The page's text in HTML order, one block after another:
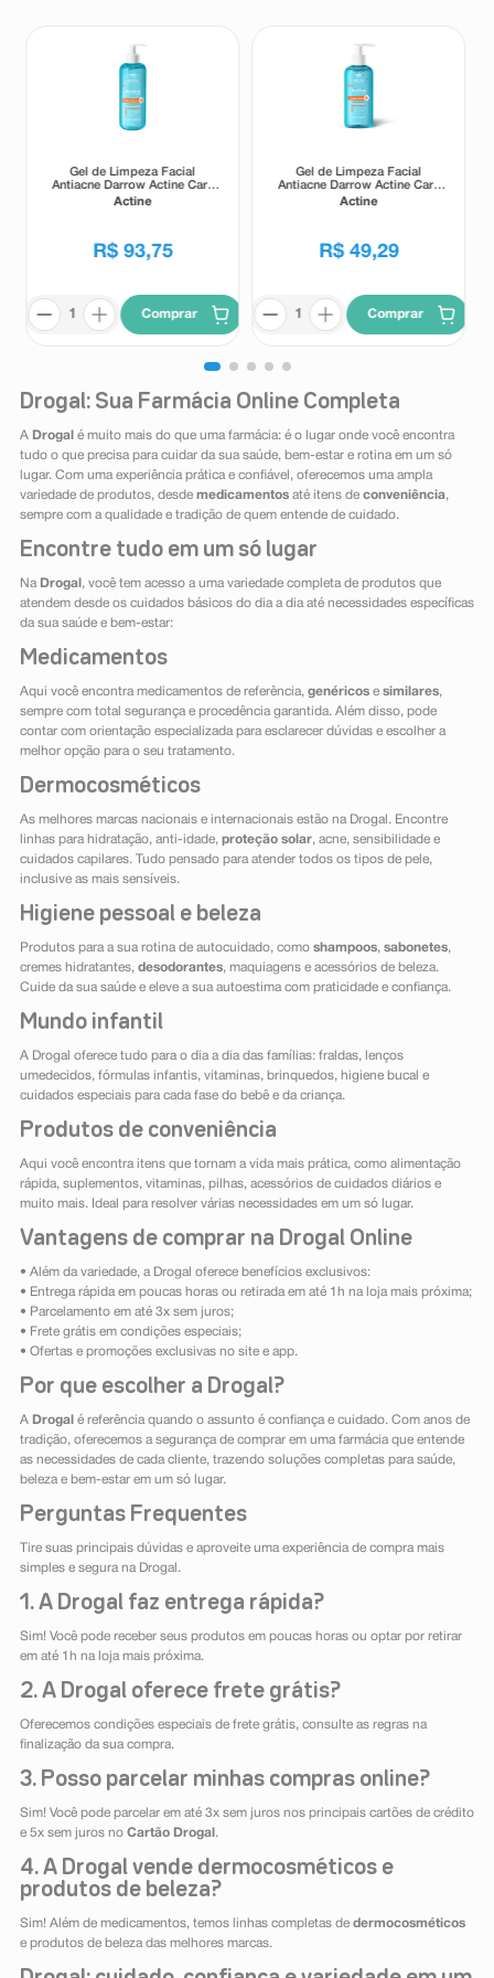
Gel de Limpeza Facial
Antiacne Darrow Actine Care
Alta Tolerância 400g
Actine
R$ 93,75
Comprar
Gel de Limpeza Facial
Antiacne Darrow Actine Care
Alta Tolerância 140g
Actine
R$ 49,29
Comprar
Drogal: Sua Farmácia Online Completa
A Drogal é muito mais do que uma farmácia: é o lugar onde você encontra
tudo o que precisa para cuidar da sua saúde, bem-estar e rotina em um só
lugar. Com uma experiência prática e confiável, oferecemos uma ampla
variedade de produtos, desde medicamentosaté itens de conveniência,
sempre com a qualidade e tradição de quem entende de cuidado.
Encontre tudo em um só lugar
Na Drogal , você tem acesso a uma variedade completa de produtos que
atendem desde os cuidados básicos do dia a dia até necessidades específicas
da sua saúde e bem-estar:
Medicamentos
Aqui você encontra medicamentos de referência, genéricose similares,
sempre com total segurança e procedência garantida. Além disso, pode
contar com orientação especializada para esclarecer dúvidas e escolher a
melhor opção para o seu tratamento.
Dermocosméticos
As melhores marcas nacionais e internacionais estão na Drogal. Encontre
linhas para hidratação, anti-idade, proteção solar, acne, sensibilidade e
cuidados capilares. Tudo pensado para atender todos os tipos de pele,
inclusive as mais sensíveis.
Higiene pessoal e beleza
Produtos para a sua rotina de autocuidado, como shampoos, sabonetes,
cremes hidratantes, desodorantes, maquiagens e acessórios de beleza.
Cuide da sua saúde e eleve a sua autoestima com praticidade e confiança.
Mundo infantil
A Drogal oferece tudo para o dia a dia das famílias: fraldas, lenços
umedecidos, fórmulas infantis, vitaminas, brinquedos, higiene bucal e
cuidados especiais para cada fase do bebê e da criança.
Produtos de conveniência
Aqui você encontra itens que tornam a vida mais prática, como alimentação
rápida, suplementos, vitaminas, pilhas, acessórios de cuidados diários e
muito mais. Ideal para resolver várias necessidades em um só lugar.
Vantagens de comprar na Drogal Online
• Além da variedade, a Drogal oferece benefícios exclusivos:
• Entrega rápida em poucas horas ou retirada em até 1h na loja mais próxima;
• Parcelamento em até 3x sem juros;
• Frete grátis em condições especiais;
• Ofertas e promoções exclusivas no site e app.
Por que escolher a Drogal?
A Drogal é referência quando o assunto é confiança e cuidado. Com anos de
tradição, oferecemos a segurança de comprar em uma farmácia que entende
as necessidades de cada cliente, trazendo soluções completas para saúde,
beleza e bem-estar em um só lugar.
Perguntas Frequentes
Tire suas principais dúvidas e aproveite uma experiência de compra mais
simples e segura na Drogal.
1. A Drogal faz entrega rápida?
Sim! Você pode receber seus produtos em poucas horas ou optar por retirar
em até 1h na loja mais próxima.
2. A Drogal oferece frete grátis?
Oferecemos condições especiais de frete grátis, consulte as regras na
finalização da sua compra.
3. Posso parcelar minhas compras online?
Sim! Você pode parcelar em até 3x sem juros nos principais cartões de crédito
e 5x sem juros no Cartão Drogal .
4. A Drogal vende dermocosméticos e
produtos de beleza?
Sim! Além de medicamentos, temos linhas completas de dermocosméticos
e produtos de beleza das melhores marcas.